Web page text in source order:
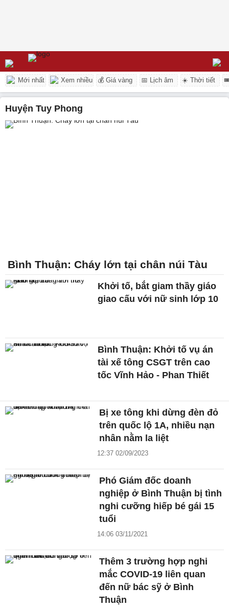
Mới nhất Xem nhiều 💰 Giá vàng 📅 Lịch âm ☀️ Thời tiết
huyện Tuy Phong
Bình Thuận: Cháy lớn tại chân núi Tàu
Khởi tố, bắt giam thầy giáo
giao cấu với nữ sinh lớp 10
Bình Thuận: Khởi tố vụ án
tài xế tông CSGT trên cao
tốc Vĩnh Hảo - Phan Thiết
Bị xe tông khi dừng đèn đỏ
trên quốc lộ 1A, nhiều nạn
nhân nằm la liệt
12:37 02/09/2023
Phó Giám đốc doanh
nghiệp ở Bình Thuận bị tình
nghi cưỡng hiếp bé gái 15
tuổi
14:06 03/11/2021
Thêm 3 trường hợp nghi
mắc COVID-19 liên quan
đến nữ bác sỹ ở Bình
Thuận